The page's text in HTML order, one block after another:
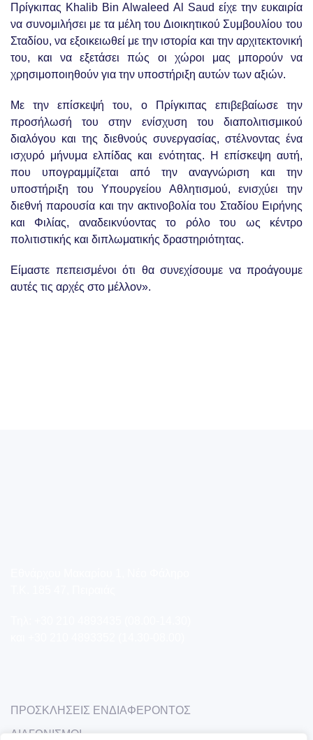
Πρίγκιπας Khalib Bin Alwaleed Al Saud είχε την ευκαιρία
να συνομιλήσει με τα μέλη του Διοικητικού Συμβουλίου του
Σταδίου, να εξοικειωθεί με την ιστορία και την αρχιτεκτονική
του, και να εξετάσει πώς οι χώροι μας μπορούν να
χρησιμοποιηθούν για την υποστήριξη αυτών των αξιών.
Με την επίσκεψή του, ο Πρίγκιπας επιβεβαίωσε την
προσήλωσή του στην ενίσχυση του διαπολιτισμικού
διαλόγου και της διεθνούς συνεργασίας, στέλνοντας ένα
ισχυρό μήνυμα ελπίδας και ενότητας. Η επίσκεψη αυτή,
που υπογραμμίζεται από την αναγνώριση και την
υποστήριξη του Υπουργείου Αθλητισμού, ενισχύει την
διεθνή παρουσία και την ακτινοβολία του Σταδίου Ειρήνης
και Φιλίας, αναδεικνύοντας το ρόλο του ως κέντρο
πολιτιστικής και διπλωματικής δραστηριότητας.
Είμαστε πεπεισμένοι ότι θα συνεχίσουμε να προάγουμε
αυτές τις αρχές στο μέλλον».
ΠΡΟΣΚΛΗΣΕΙΣ ΕΝΔΙΑΦΕΡΟΝΤΟΣ
ΔΙΑΓΩΝΙΣΜΟΙ